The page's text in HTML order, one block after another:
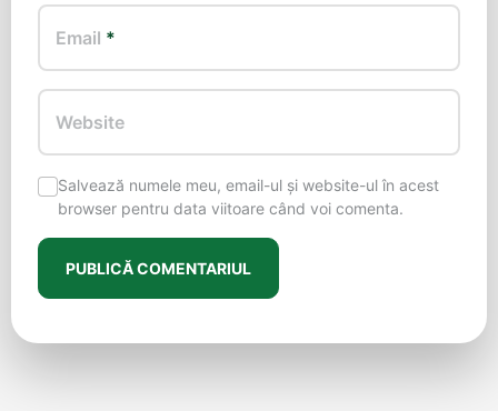
Email *
Website
Salvează numele meu, email-ul și website-ul în acest
browser pentru data viitoare când voi comenta.